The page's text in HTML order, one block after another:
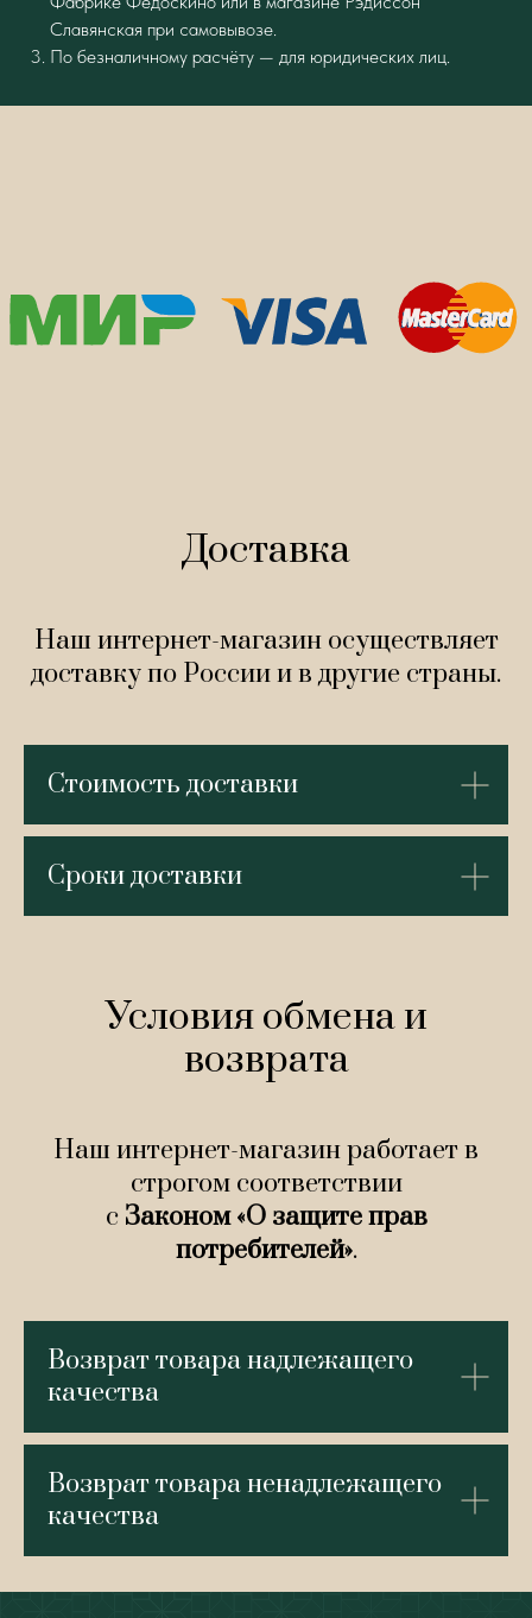
Славянская при самовывозе.
По безналичному расчёту — для юридических лиц.
Доставка
Наш интернет-магазин осуществляет
доставку по России и в другие страны.
Стоимость доставки
Сроки доставки
Условия обмена и
возврата
Наш интернет-магазин работает в
строгом соответствии
с Законом «О защите прав
потребителей».
Возврат товара надлежащего
качества
Возврат товара ненадлежащего
качества